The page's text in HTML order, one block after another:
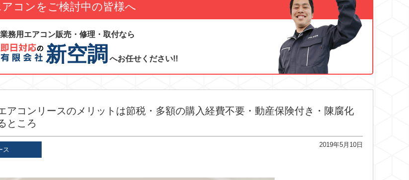
コンをご検討中の皆様へ
業務用エアコン販売・修理・取付なら
新空調 へお任せください!!
アコンリースのメリットは節税・多額の購入経費不要・動産保険付き・陳腐化
ところ
2019年5月10日
ス